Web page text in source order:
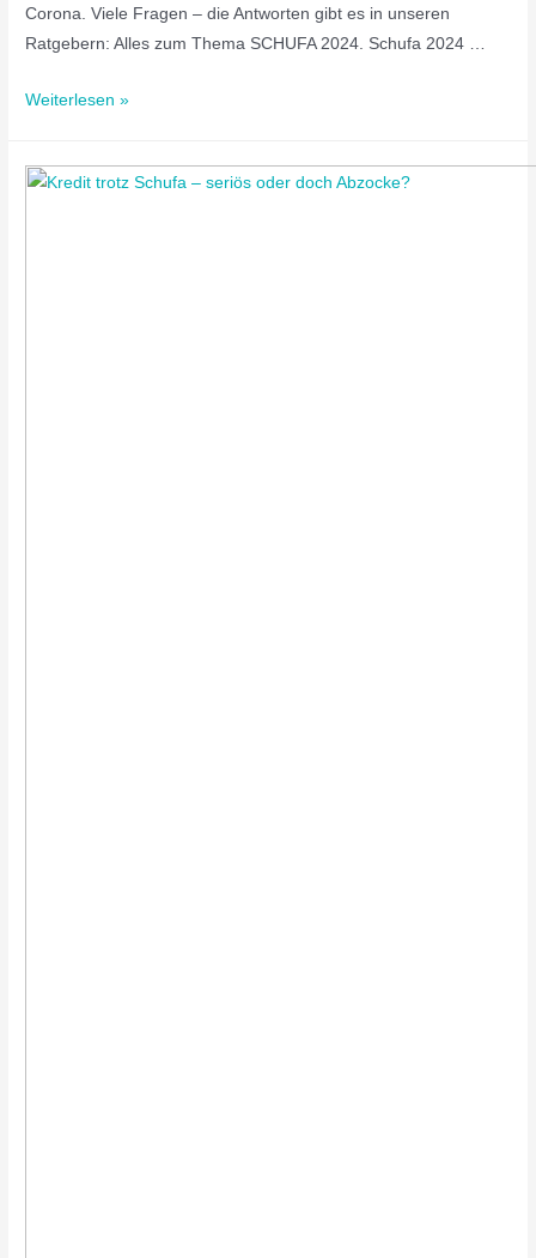
Corona. Viele Fragen – die Antworten gibt es in unseren
Ratgebern: Alles zum Thema SCHUFA 2024. Schufa 2024 …
Weiterlesen »